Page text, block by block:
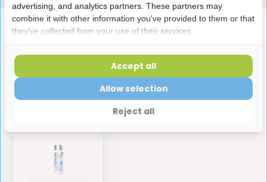
Productomschrijving
Reviews
Laatst bekeken producten
advertising, and analytics partners. These partners may
combine it with other information you've provided to them or that
they've collected from your use of their services.
Reject all
Allow selection
Accept all